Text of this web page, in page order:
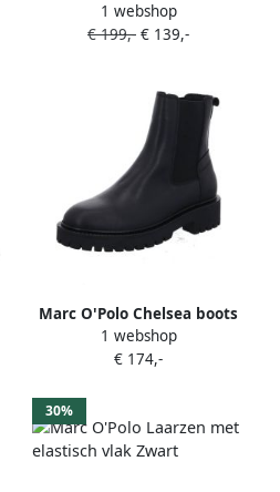
chunky zool en elastische
vlakken Zwart
1 webshop
€ 199,- € 139,-
Marc O'Polo Chelsea boots
van echt leer
1 webshop
€ 174,-
30%